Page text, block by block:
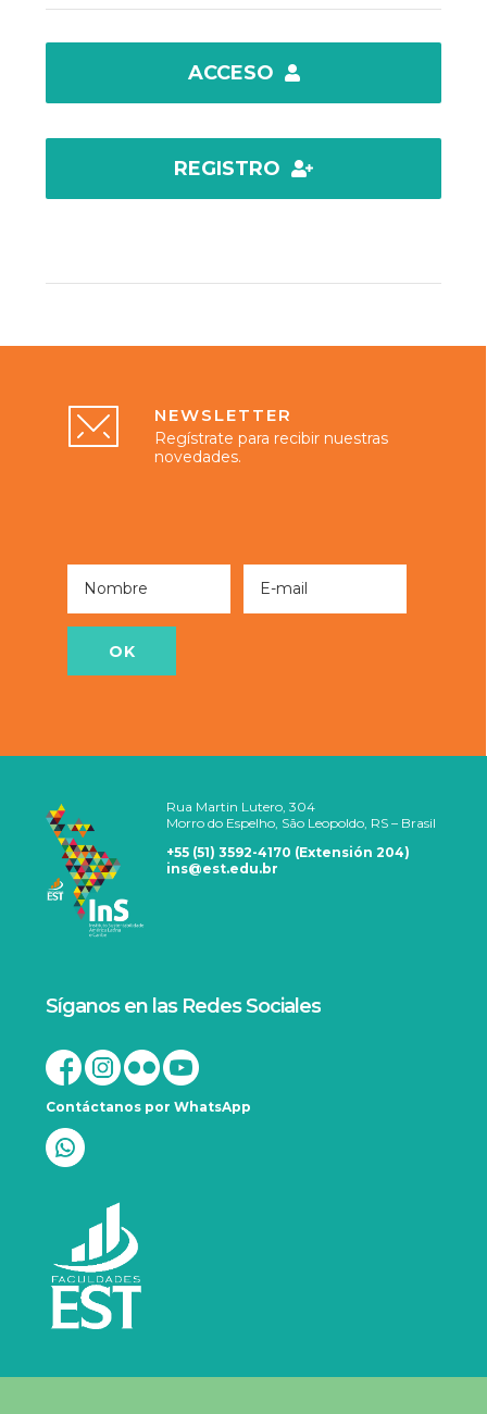
ACCESO
REGISTRO
N E W S L E T T E R
Regístrate para recibir nuestras
novedades.
Nombre
Nombre
E-E-mail
OK
Rua Martin Lutero, 304
Morro do Espelho, São Leopoldo, RS – Brasil
+55 (51) 3592-4170 (Extensión 204)
ins@est.edu.br
Síganos en las Redes Sociales
Contáctanos por WhatsApp